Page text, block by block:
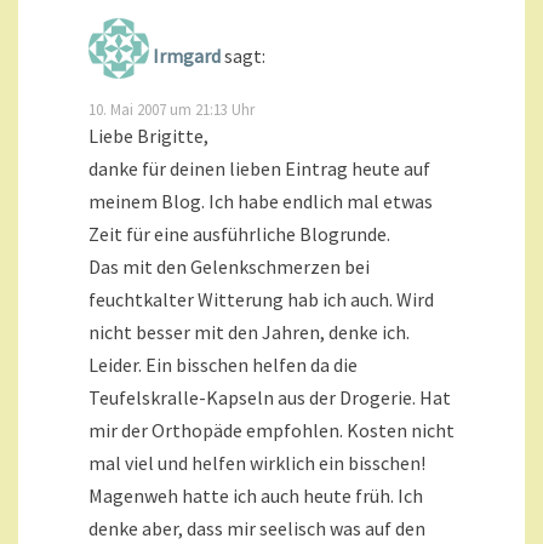
Irmgardsagt:
10. Mai 2007 um 21:13 Uhr
Liebe Brigitte,
danke für deinen lieben Eintrag heute auf
meinem Blog. Ich habe endlich mal etwas
Zeit für eine ausführliche Blogrunde.
Das mit den Gelenkschmerzen bei
feuchtkalter Witterung hab ich auch. Wird
nicht besser mit den Jahren, denke ich.
Leider. Ein bisschen helfen da die
Teufelskralle-Kapseln aus der Drogerie. Hat
mir der Orthopäde empfohlen. Kosten nicht
mal viel und helfen wirklich ein bisschen!
Magenweh hatte ich auch heute früh. Ich
denke aber, dass mir seelisch was auf den